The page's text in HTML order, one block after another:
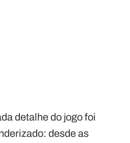
detalhe do jogo foi
desde as